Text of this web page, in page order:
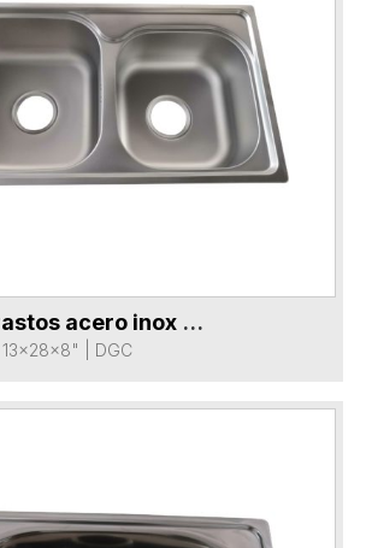
VER FICHA DEL PRODUCTODGC Lavatrastos acero inox DG85552-SS doble fosa
DGC